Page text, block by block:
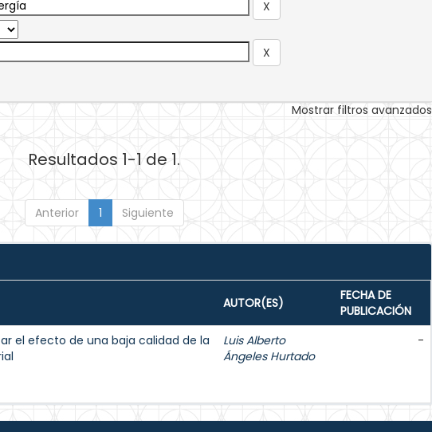
Mostrar filtros avanzados
Resultados 1-1 de 1.
Anterior 1 Siguiente
AUTOR(ES)
FECHA DE
PUBLICACIÓN
el efecto de una baja calidad de la
Luis Alberto
Ángeles Hurtado
-